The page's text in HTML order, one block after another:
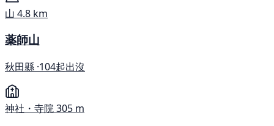
山 4.8 km
薬師山
秋田縣 ·104起出沒
神社・寺院305 m